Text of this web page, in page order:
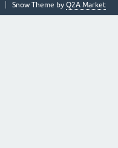
Snow Theme by Q2A Market